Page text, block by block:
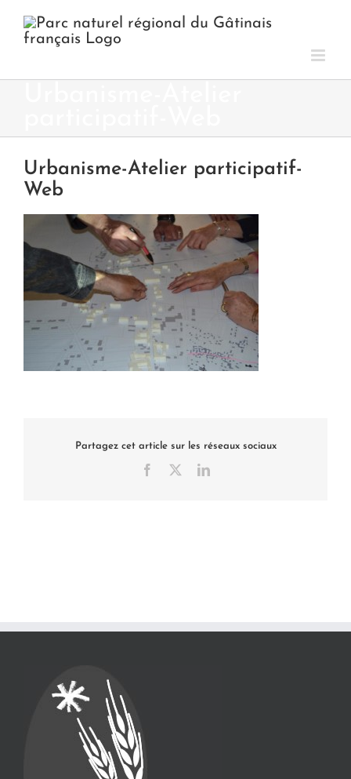
contenu
Urbanisme-Atelier participatif-
Web
Partagez cet article sur les réseaux sociaux
Facebook LinkedIn